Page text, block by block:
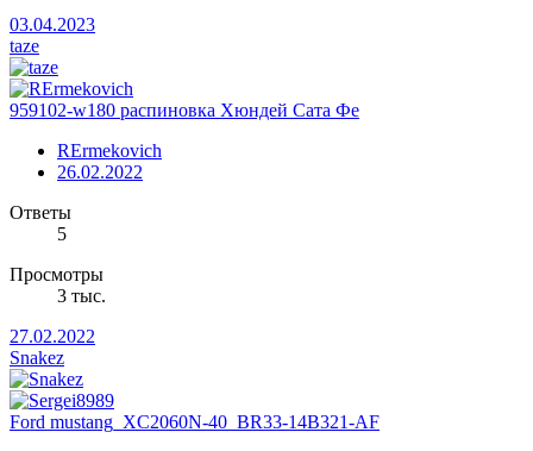
03.04.2023
taze
959102-w180 распиновка Хюндей Сата Фе
RErmekovich
26.02.2022
Ответы
5
Просмотры
3 тыс.
27.02.2022
Snakez
Ford mustang_XC2060N-40_BR33-14B321-AF